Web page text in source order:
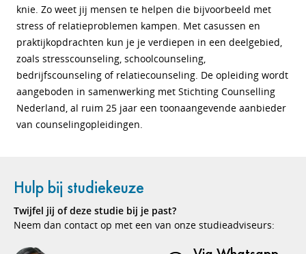
knie. Zo weet jij mensen te helpen die bijvoorbeeld met
stress of relatieproblemen kampen. Met casussen en
praktijkopdrachten kun je je verdiepen in een deelgebied,
zoals stresscounseling, schoolcounseling,
bedrijfscounseling of relatiecounseling. De opleiding wordt
aangeboden in samenwerking met Stichting Counselling
Nederland, al ruim 25 jaar een toonaangevende aanbieder
van counselingopleidingen.
Hulp bij studiekeuze
Twijfel jij of deze studie bij je past?
Neem dan contact op met een van onze studieadviseurs: